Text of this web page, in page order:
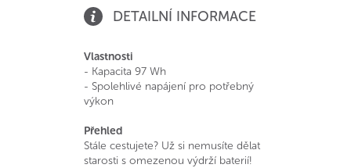
DETAILNÍ INFORMACE
Vlastnosti
- Kapacita 97 Wh
- Spolehlivé napájení pro potřebný
výkon
Přehled
Stále cestujete? Už si nemusíte dělat
starosti s omezenou výdrží baterií!